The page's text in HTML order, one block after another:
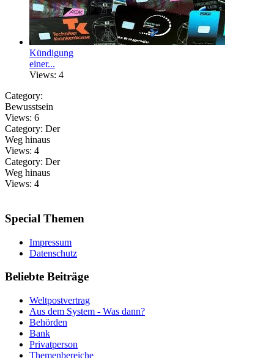
Kündigung
einer...
Views: 4
Category:
Bewusstsein
Views: 6
Category: Der
Weg hinaus
Views: 4
Category: Der
Weg hinaus
Views: 4
Special Themen
Impressum
Datenschutz
Beliebte Beiträge
Weltpostvertrag
Aus dem System - Was dann?
Behörden
Bank
Privatperson
Themenbereiche